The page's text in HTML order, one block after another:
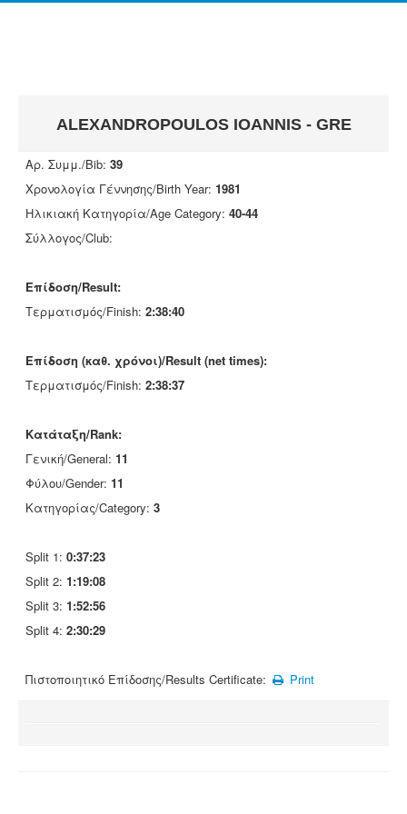
ALEΧANDROPOULOS IOANNIS - GRE
Αρ. Συμμ./Bib: 39
Χρονολογία Γέννησης/Birth Year: 1981
Ηλικιακή Κατηγορία/Age Category: 40-44
Σύλλογος/Club:
Επίδοση/Result:
Τερματισμός/Finish: 2:38:40
Επίδοση (καθ. χρόνοι)/Result (net times):
Τερματισμός/Finish: 2:38:37
Κατάταξη/Rank:
Γενική/General: 11
Φύλου/Gender: 11
Κατηγορίας/Category: 3
Split 1: 0:37:23
Split 2: 1:19:08
Split 3: 1:52:56
Split 4: 2:30:29
Πιστοποιητικό Επίδοσης/Results Certificate: Print